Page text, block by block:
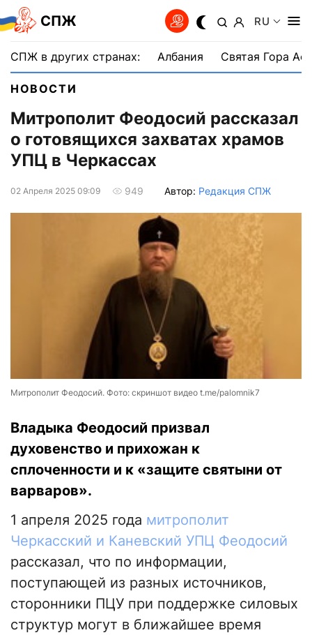
СПЖ RU
СПЖ в других странах: Албания Святая Гора
НОВОСТИ
Митрополит Феодосий рассказал
о готовящихся захватах храмов
УПЦ в Черкассах
02 Апреля 2025 09:09 949 Автор: Редакция СПЖ
Митрополит Феодосий. Фото: скриншот видео t.me/palomnik7
Владыка Феодосий призвал
духовенство и прихожан к
сплоченности и к «защите святыни от
варваров».
1 апреля 2025 года митрополит
Черкасский и Каневский УПЦ Феодосий
рассказал, что по информации,
поступающей из разных источников,
сторонники ПЦУ при поддержке силовых
структур могут в ближайшее время